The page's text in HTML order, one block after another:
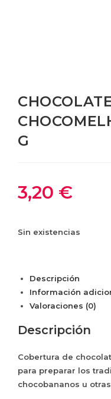
G
3,20 €
Sin existencias
Descripción
Información
Valoraciones (0)
Descripción
Cobertura de
para preparar los
chocobananos u